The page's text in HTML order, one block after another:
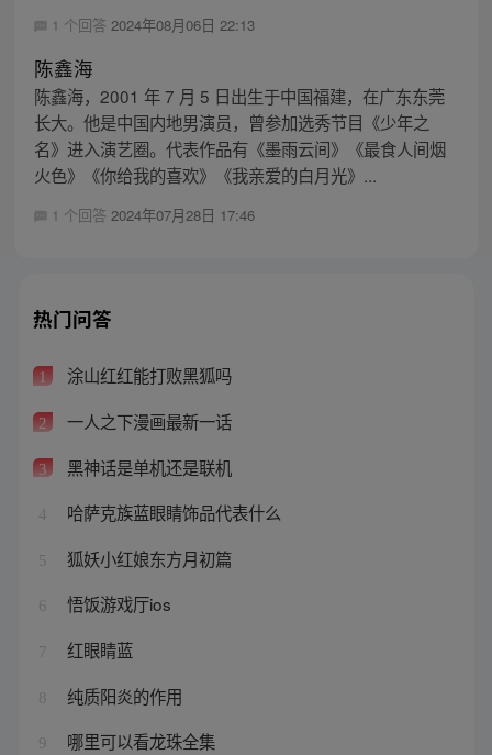
1 个回答 2024年08月06日 22:13
陈鑫海
陈鑫海，2001 年 7 月 5 日出生于中国福建，在广东东莞
长大。他是中国内地男演员，曾参加选秀节目《少年之
名》进入演艺圈。代表作品有《墨雨云间》《最食人间烟
火色》《你给我的喜欢》《我亲爱的白月光》...
1 个回答 2024年07月28日 17:46
热门问答
1 涂山红红能打败黑狐吗
2 一人之下漫画最新一话
3 黑神话是单机还是联机
4 哈萨克族蓝眼睛饰品代表什么
5 狐妖小红娘东方月初篇
6 悟饭游戏厅ios
7 红眼睛蓝
8 纯质阳炎的作用
9 哪里可以看龙珠全集